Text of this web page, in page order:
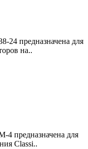
24 предназначена для
на..
4 предназначена для
Classi..